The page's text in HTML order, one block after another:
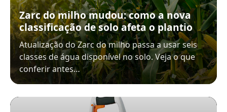
Zarc do milho mudou: como a nova
classificação de solo afeta o plantio
Atualização do Zarc do milho passa a usar seis
classes de água disponível no solo. Veja o que
conferir antes…